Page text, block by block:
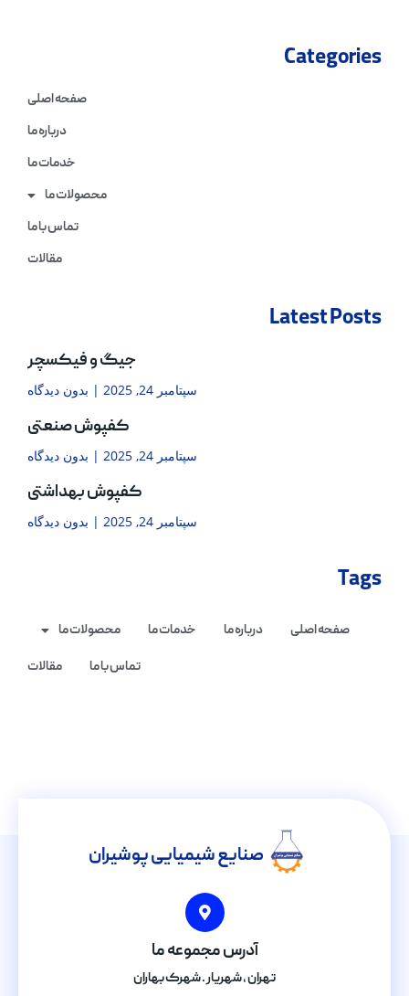
Categories
صفحه اصلی
درباره ما
خدمات ما
محصولات ما
تماس با ما
مقالات
Latest Posts
جیگ و فیکسچر
سپتامبر 24, 2025 بدون دیدگاه
کفپوش صنعتی
سپتامبر 24, 2025 بدون دیدگاه
کفپوش بهداشتی
سپتامبر 24, 2025 بدون دیدگاه
Tags
صفحه اصلی درباره ما خدمات ما
محصولات ما
تماس با ما
مقالات
صنایع شیمیایی پوشیران
آدرس مجموعه ما
تهران , شهریار . شهرک بهاران